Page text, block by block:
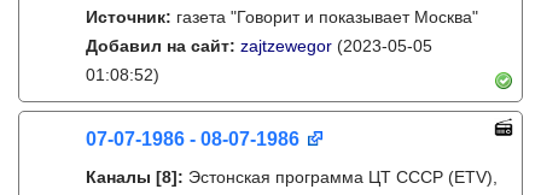
Источник: газета "Говорит и показывает Москва"
Добавил на сайт: zajtzewegor (2023-05-05
01:08:52)
07-07-1986 - 08-07-1986
Каналы [8]: Эстонская программа ЦТ СССР (ETV),